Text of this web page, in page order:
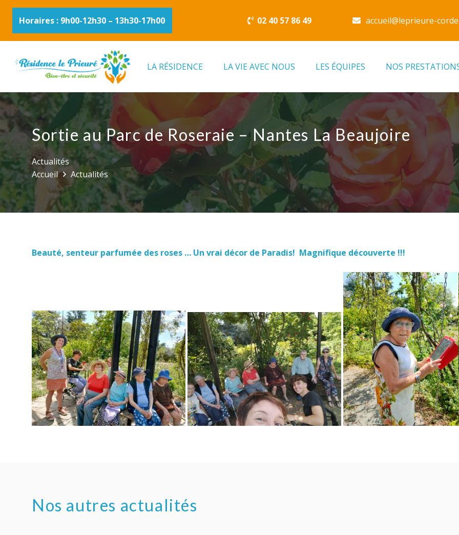
Horaires : 9h00-12h30 – 13h30-17h00 02 40 57 86 49 accueil@leprieure-
LA RÉSIDENCE LA VIE AVEC NOUS LES ÉQUIPES NOS
Sortie au Parc de Roseraie – Nantes La Beaujoire
Actualités
Accueil
Actualités
Beauté, senteur parfumée des roses … Un vrai décor de Paradis! Magnifique découverte !!!
Nos autres actualités